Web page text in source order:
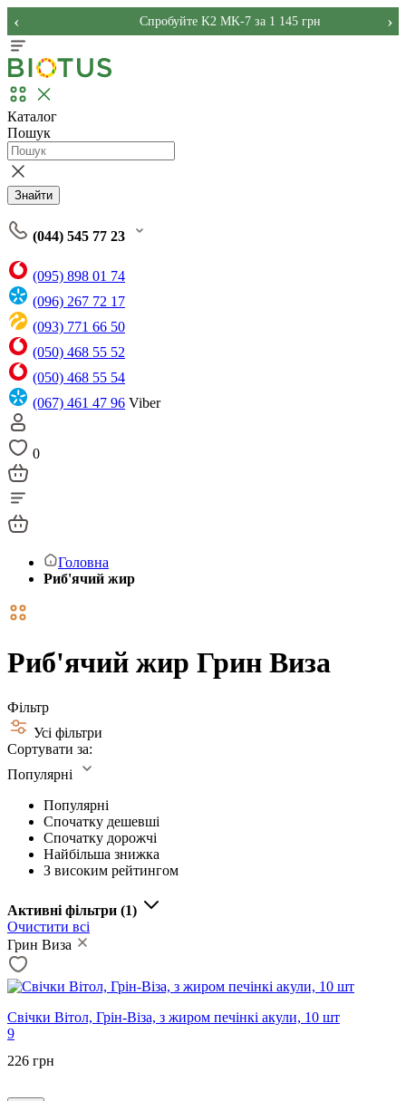
Спробуйте K2 MK-7 за 1 145 грн
‹ ›
Каталог
Пошук
Знайти
(044) 545 77 23
(095) 898 01 74
(096) 267 72 17
(093) 771 66 50
(050) 468 55 52
(050) 468 55 54
(067) 461 47 96 Viber
0
Головна
Риб'ячий жир
Риб'ячий жир Грин Виза
Фільтр
Усі фільтри
Сортувати за:
Популярні
Популярні
Спочатку дешевші
Спочатку дорожчі
Найбільша знижка
З високим рейтингом
Активні фільтри (1)
Очистити всі
Грин Виза
Свічки Вітол, Грін-Віза, з жиром печінкі акули, 10 шт
9
226 грн